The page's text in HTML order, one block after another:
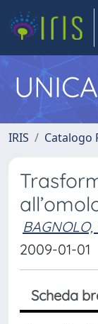
IRIS Catalogo
2009-01-01
Scheda